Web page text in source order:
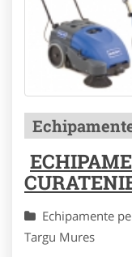
Echipamente
Targu Mures